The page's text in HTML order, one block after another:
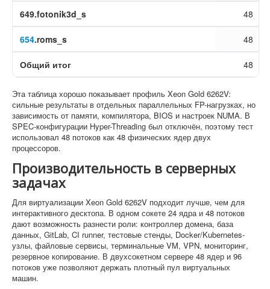
649.fotonik3d_s 48
654.roms_s 48
Общий итог 48
Эта таблица хорошо показывает профиль Xeon Gold 6262V:
сильные результаты в отдельных параллельных FP-нагрузках, но
зависимость от памяти, компилятора, BIOS и настроек NUMA. В
SPEC-конфигурации Hyper-Threading был отключён, поэтому тест
использовал 48 потоков как 48 физических ядер двух
процессоров.
Производительность в серверных
задачах
Для виртуализации Xeon Gold 6262V подходит лучше, чем для
интерактивного десктопа. В одном сокете 24 ядра и 48 потоков
дают возможность разнести роли: контроллер домена, база
данных, GitLab, CI runner, тестовые стенды, Docker/Kubernetes-
узлы, файловые сервисы, терминальные VM, VPN, мониторинг,
резервное копирование. В двухсокетном сервере 48 ядер и 96
потоков уже позволяют держать плотный пул виртуальных
машин.